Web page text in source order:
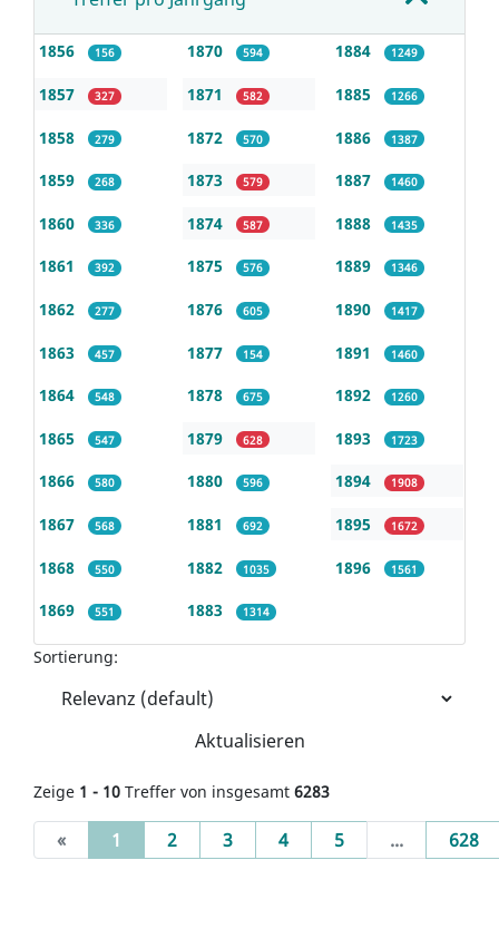
1856 156
1857 327
1858 279
1859 268
1860 336
1861 392
1862 277
1863 457
1864 548
1865 547
1866 580
1867 568
1868 550
1869 551
1870 594
1871 582
1872 570
1873 579
1874 587
1875 576
1876 605
1877 154
1878 675
1879 628
1880 596
1881 692
1882 1035
1883 1314
1884 1249
1885 1266
1886 1387
1887 1460
1888 1435
1889 1346
1890 1417
1891 1460
1892 1260
1893 1723
1894 1908
1895 1672
1896 1561
Sortierung:
Aktualisieren
Zeige 1 - 10 Treffer von insgesamt 6283
« 1 (current)
2 3 4 5 ... 628